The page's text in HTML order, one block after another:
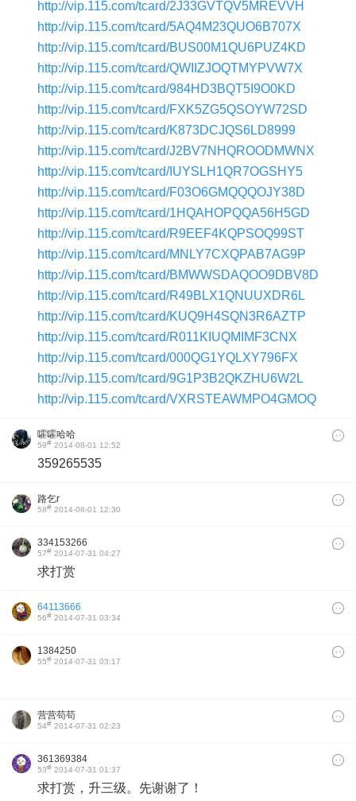
http://vip.115.com/tcard/2J33GVTQV5MREVVH
http://vip.115.com/tcard/5AQ4M23QUO6B707X
http://vip.115.com/tcard/BUS00M1QU6PUZ4KD
http://vip.115.com/tcard/QWIIZJOQTMYPVW7X
http://vip.115.com/tcard/984HD3BQT5I9O0KD
http://vip.115.com/tcard/FXK5ZG5QSOYW72SD
http://vip.115.com/tcard/K873DCJQS6LD8999
http://vip.115.com/tcard/J2BV7NHQROODMWNX
http://vip.115.com/tcard/IUYSLH1QR7OGSHY5
http://vip.115.com/tcard/F03O6GMQQQOJY38D
http://vip.115.com/tcard/1HQAHOPQQA56H5GD
http://vip.115.com/tcard/R9EEF4KQPSOQ99ST
http://vip.115.com/tcard/MNLY7CXQPAB7AG9P
http://vip.115.com/tcard/BMWWSDAQOO9DBV8D
http://vip.115.com/tcard/R49BLX1QNUUXDR6L
http://vip.115.com/tcard/KUQ9H4SQN3R6AZTP
http://vip.115.com/tcard/R011KIUQMIMF3CNX
http://vip.115.com/tcard/000QG1YQLXY796FX
http://vip.115.com/tcard/9G1P3B2QKZHU6W2L
http://vip.115.com/tcard/VXRSTEAWMPO4GMOQ
嚯嚯哈哈
59# 2014-08-01 12:52
359265535
路乞r
58# 2014-08-01 12:30
334153266
57# 2014-07-31 04:27
求打赏
64113666
56# 2014-07-31 03:34
1384250
55# 2014-07-31 03:17
营营苟苟
54# 2014-07-31 02:23
361369384
53# 2014-07-31 01:37
求打赏，升三级。 先谢谢了！